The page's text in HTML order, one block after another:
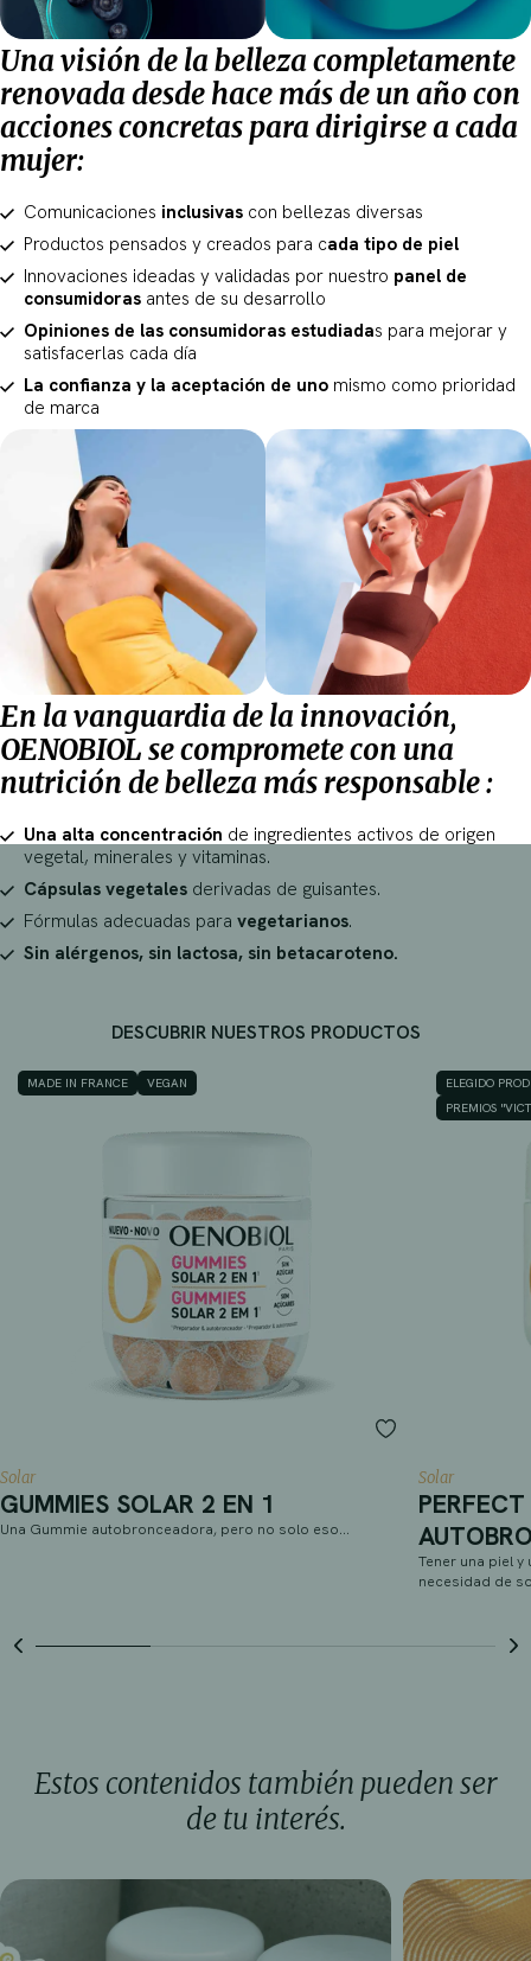
Una visión de la belleza completamente
renovada desde hace más de un año con
acciones concretas para dirigirse a cada
mujer:
Comunicaciones inclusivas con bellezas diversas
Productos pensados y creados para cada tipo de piel
Innovaciones ideadas y validadas por nuestro panel de
consumidoras antes de su desarrollo
Opiniones de las consumidoras estudiadas para mejorar y
satisfacerlas cada día
La confianza y la aceptación de uno mismo como prioridad
de marca
En la vanguardia de la innovación,
OENOBIOL se compromete con una
nutrición de belleza más responsable :
Una alta concentración de ingredientes activos de origen
vegetal, minerales y vitaminas.
Cápsulas vegetales derivadas de guisantes.
Fórmulas adecuadas para vegetarianos.
Sin alérgenos, sin lactosa, sin betacaroteno.
DESCUBRIR NUESTROS PRODUCTOS
MADE IN FRANCE VEGAN
Solar
GUMMIES SOLAR 2 EN 1
Una Gummie autobronceadora, pero no solo eso…
ELEGIDO
PREMIOS
Solar
Tener una piel
necesidad de
Estos contenidos también pueden ser
de tu interés.